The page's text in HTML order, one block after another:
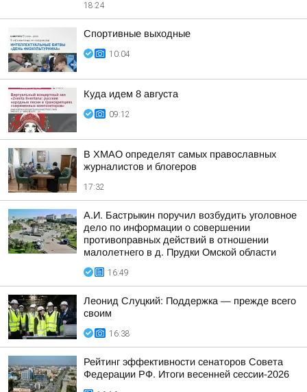
18:24
Спортивные выходные
10:04
Куда идем 8 августа
09:12
В ХМАО определят самых православных
журналистов и блогеров
17:32
А.И. Бастрыкин поручил возбудить уголовное
дело по информации о совершении
противоправных действий в отношении
малолетнего в д. Прудки Омской области
16:49
Леонид Слуцкий: Поддержка — прежде всего
своим
16:38
Рейтинг эффективности сенаторов Совета
Федерации РФ. Итоги весенней сессии-2026